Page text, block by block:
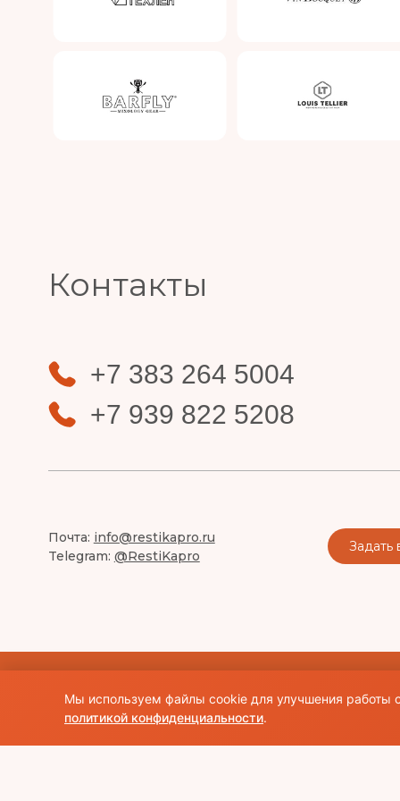
Контакты
+7 383 264 5004
+7 939 822 5208
Почта: info@restikapro.ru
Telegram: @RestiKapro
Задать
права на изображения и тексты принадлежат их
Мы используем файлы cookie для улучшения работы
политикой конфиденциальности.